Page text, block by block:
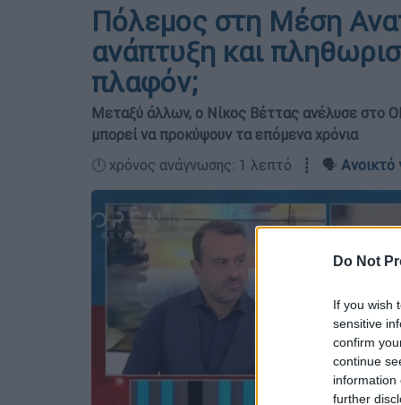
Do Not
If you wish
sensitive
confirm
continue
information
further
Πόλεμος στη Μέση
ανάπτυξη και
πλαφόν;
Μεταξύ άλλων, ο Νίκος Βέττας ανέλυσε στο
μπορεί να προκύψουν τα επόμενα χρόνια
🕛 χρόνος ανάγνωσης: 1 λεπτό ┋ 🗣️ Ανοικτό